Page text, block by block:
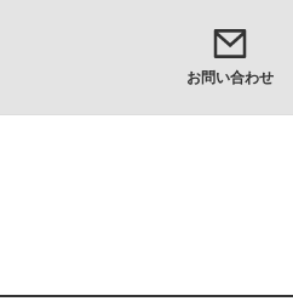
お問い合わせ